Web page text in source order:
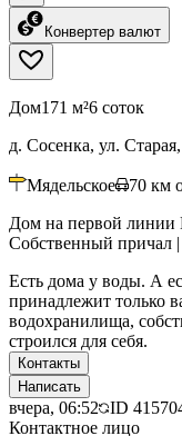
Конвертер валют
Дом171 м²6 соток
д. Сосенка, ул.
Мядельское 70 км
Дом на первой линии
Собственный причал
Есть дома у воды. А
принадлежит только
водохранилища,
строился для себя.
Контакты
Написать
вчера, 06:52 ID
Контактное лицо